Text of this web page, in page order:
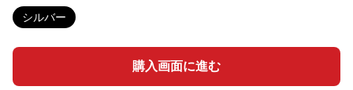
シルバー
購入画面に進む